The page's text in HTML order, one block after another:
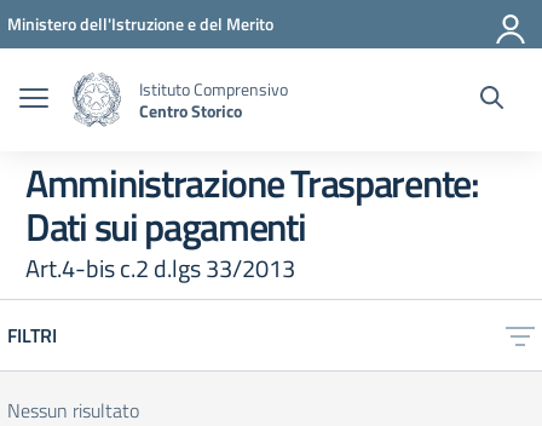
Vai ai contenuti
Vai al menu di navigazione
Vai al footer
Ministero dell'Istruzione e del Merito
Istituto Comprensivo
Centro Storico
Amministrazione Trasparente:
Dati sui pagamenti
Art.4-bis c.2 d.lgs 33/2013
FILTRI
Nessun risultato